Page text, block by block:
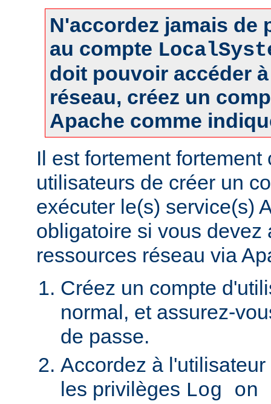
N'accordez jamais de
au compte
doit pouvoir accéder
réseau, créez un
Apache comme
Il est fortement
utilisateurs de créer un
exécuter le(s) service(s)
obligatoire si vous devez
ressources réseau via
Créez un compte
normal, et assurez-
de passe.
Accordez à
les privilèges Log